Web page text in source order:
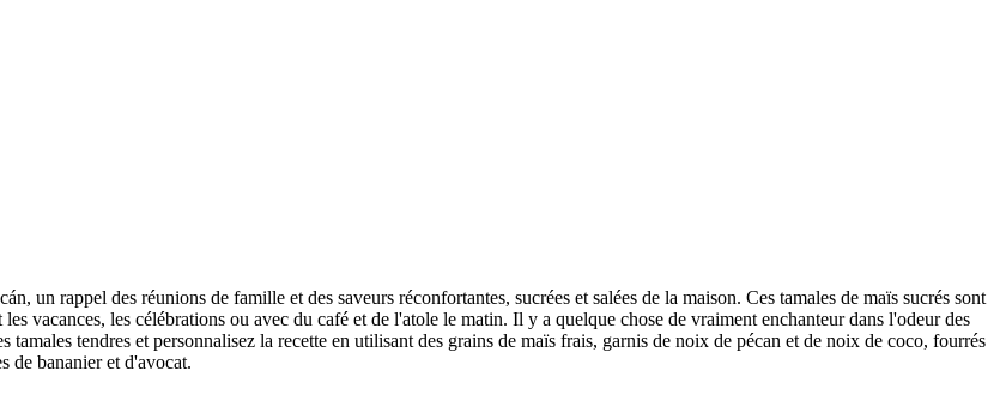
un rappel des réunions de famille et des saveurs réconfortantes, sucrées et salées de la maison. Ces tamales de maïs sucrés sont
vacances, les célébrations ou avec du café et de l'atole le matin. Il y a quelque chose de vraiment enchanteur dans l'odeur des
tendres et personnalisez la recette en utilisant des grains de maïs frais, garnis de noix de pécan et de noix de coco, fourrés
de bananier et d'avocat.